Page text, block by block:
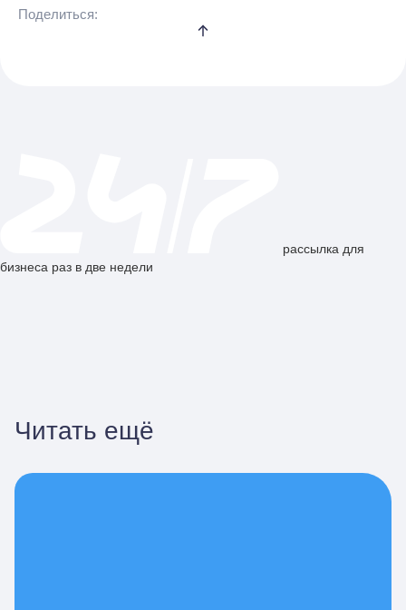
Поделиться:
рассылка для
бизнеса раз в две недели
Читать ещё